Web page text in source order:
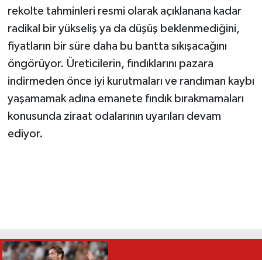
rekolte tahminleri resmi olarak açıklanana kadar
radikal bir yükseliş ya da düşüş beklenmediğini,
fiyatların bir süre daha bu bantta sıkışacağını
öngörüyor. Üreticilerin, fındıklarını pazara
indirmeden önce iyi kurutmaları ve randıman kaybı
yaşamamak adına emanete fındık bırakmamaları
konusunda ziraat odalarının uyarıları devam
ediyor.